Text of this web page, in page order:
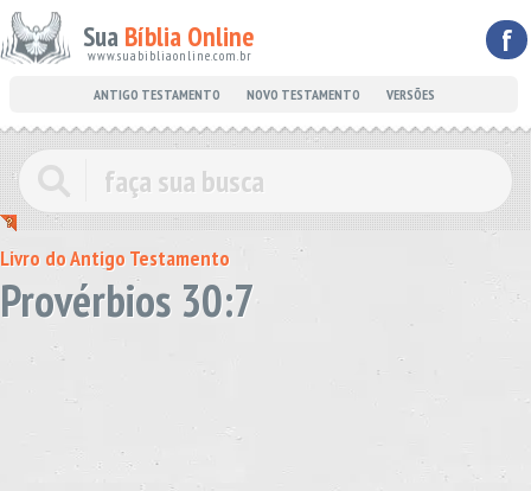
Sua Bíblia Online
www.suabibliaonline.com.br f
ANTIGO TESTAMENTO NOVO TESTAMENTO VERSÕES
Livro do Antigo Testamento
Provérbios 30:7